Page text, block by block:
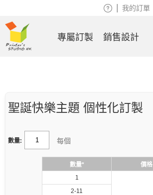
聖誕快樂主題 個性化訂製
數量: 每個
數量*
價格
1
2-11
我的訂單
專屬訂製 銷售設計